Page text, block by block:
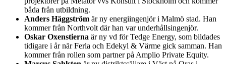
båda från utbildning.
Anders Häggström är ny energiingenjör i Malmö stad. Han
kommer från Northvolt där han var underhållsingenjör.
Oskar Oxenstierna är ny vd för Tedge Energy, som bildades
tidigare i år när Ferla och Edekyl & Värme gick samman. Han
kommer från rollen som partner på Amplio Private Equity.